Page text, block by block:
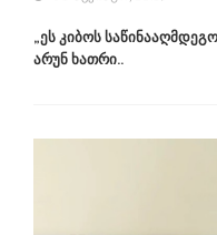
„ეს კიბოს
არუნ ხათრი..